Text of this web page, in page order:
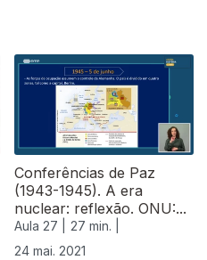
Conferências de Paz
(1943-1945). A era
nuclear: reflexão. ONU:...
Aula 27 |
27 min. |
24 mai. 2021